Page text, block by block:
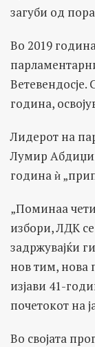
загуби од
Во 2019
Ветевендосје.
година,
Лидерот на
Лумир
година ѝ
„Поминаа
избори, ЛДК
задржувајќи
нов тим, нова
изјави 41-
почетокот на
Во својата